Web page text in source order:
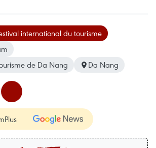
international du tourisme
de Da Nang
Da Nang